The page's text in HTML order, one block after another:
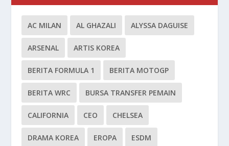
AC MILAN AL GHAZALI ALYSSA DAGUISE
ARSENAL ARTIS KOREA
BERITA FORMULA 1 BERITA MOTOGP
BERITA WRC BURSA TRANSFER PEMAIN
CALIFORNIA CEO CHELSEA
DRAMA KOREA EROPA ESDM